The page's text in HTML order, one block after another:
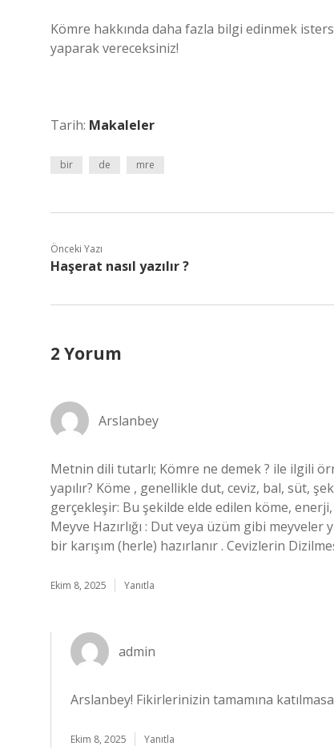
Kömre hakkında daha fazla bilgi edinmek
yaparak vereceksiniz!
Tarih: Makaleler
bir de mre
Önceki Yazı
Haşerat nasıl yazılır ?
2 Yorum
Arslanbey
Metnin dili tutarlı; Kömre ne demek ? ile ilgili
yapılır? Köme , genellikle dut, ceviz, bal, süt,
gerçekleşir: Bu şekilde elde edilen köme,
Meyve Hazırlığı : Dut veya üzüm gibi meyveler
bir karışım (herle) hazırlanır . Cevizlerin
Ekim 8, 2025 Yanıtla
admin
Arslanbey! Fikirlerinizin tamamına
Ekim 8, 2025 Yanıtla